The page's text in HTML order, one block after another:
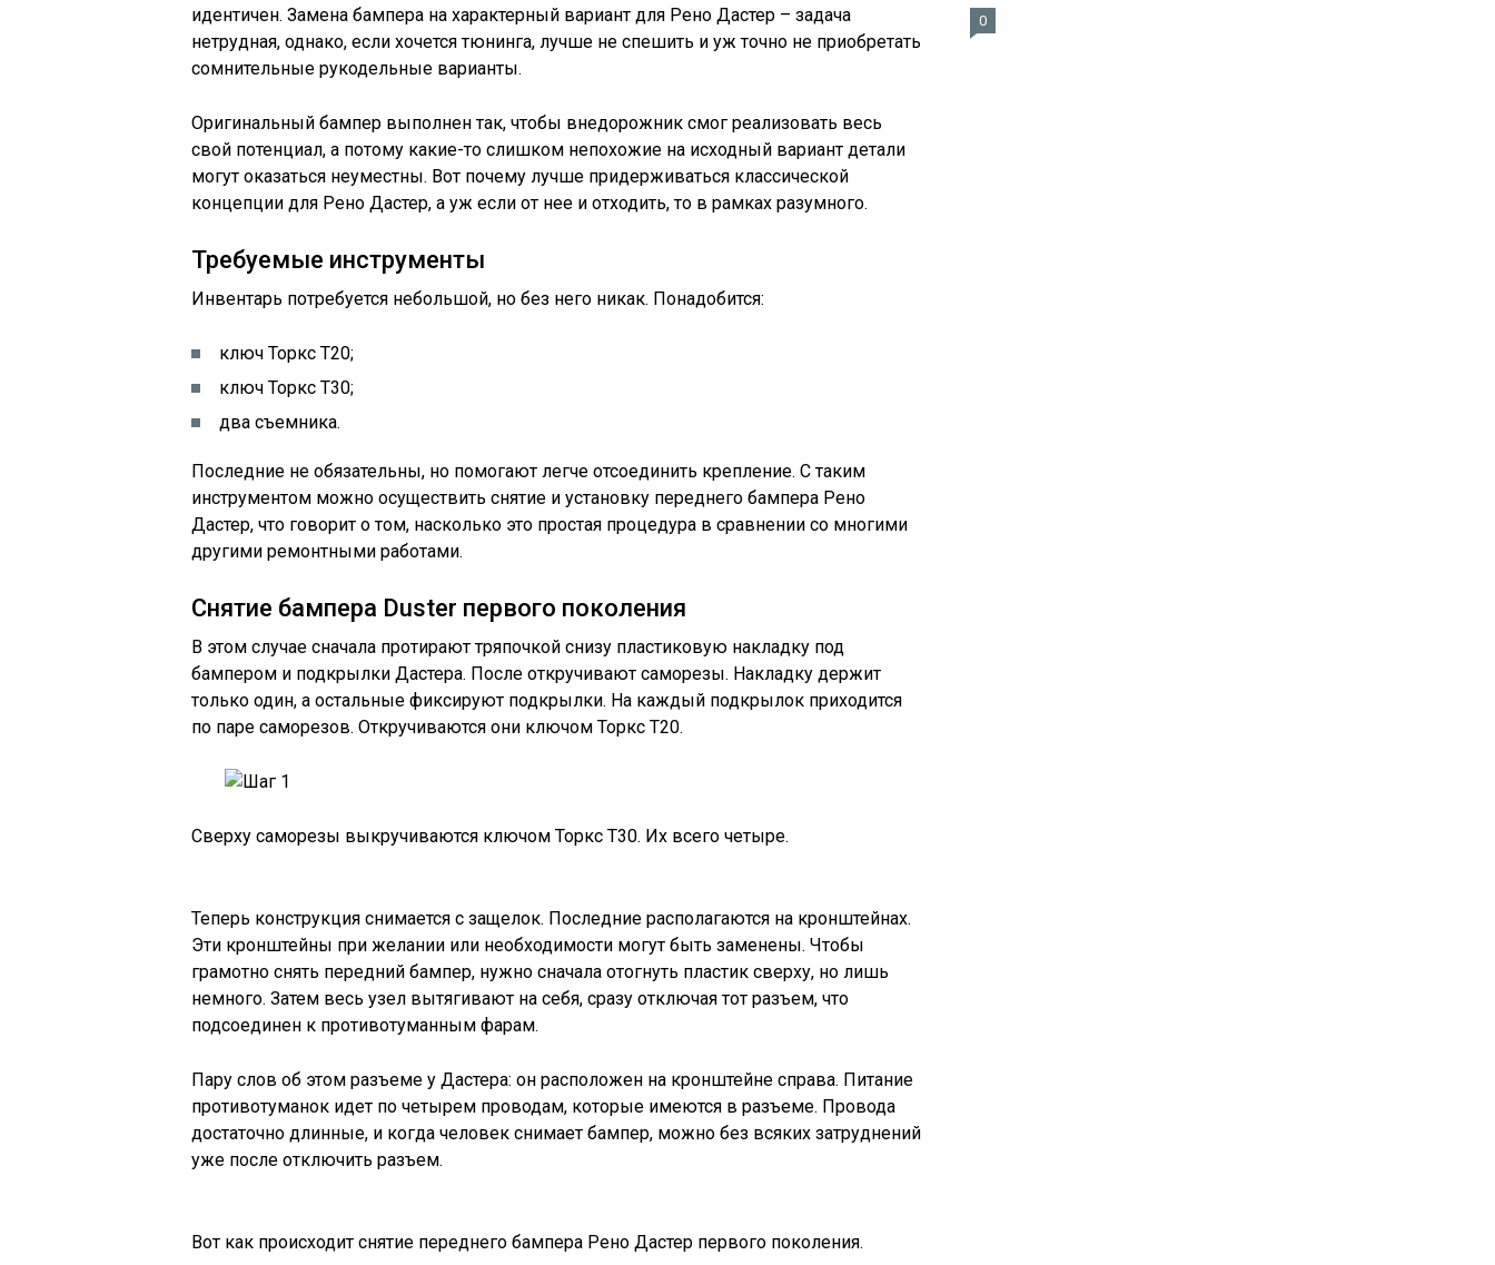
идентичен. Замена бампера на характерный вариант для Рено Дастер – задача
нетрудная, однако, если хочется тюнинга, лучше не спешить и уж точно не приобретать
сомнительные рукодельные варианты.
Оригинальный бампер выполнен так, чтобы внедорожник смог реализовать весь
свой потенциал, а потому какие-то слишком непохожие на исходный вариант детали
могут оказаться неуместны. Вот почему лучше придерживаться классической
концепции для Рено Дастер, а уж если от нее и отходить, то в рамках разумного.
Требуемые инструменты
Инвентарь потребуется небольшой, но без него никак. Понадобится:
ключ Торкс Т20;
ключ Торкс Т30;
два съемника.
Последние не обязательны, но помогают легче отсоединить крепление. С таким
инструментом можно осуществить снятие и установку переднего бампера Рено
Дастер, что говорит о том, насколько это простая процедура в сравнении со многими
другими ремонтными работами.
Снятие бампера Duster первого поколения
В этом случае сначала протирают тряпочкой снизу пластиковую накладку под
бампером и подкрылки Дастера. После откручивают саморезы. Накладку держит
только один, а остальные фиксируют подкрылки. На каждый подкрылок приходится
по паре саморезов. Откручиваются они ключом Торкс Т20.
Сверху саморезы выкручиваются ключом Торкс Т30. Их всего четыре.
Теперь конструкция снимается с защелок. Последние располагаются на кронштейнах.
Эти кронштейны при желании или необходимости могут быть заменены. Чтобы
грамотно снять передний бампер, нужно сначала отогнуть пластик сверху, но лишь
немного. Затем весь узел вытягивают на себя, сразу отключая тот разъем, что
подсоединен к противотуманным фарам.
Пару слов об этом разъеме у Дастера: он расположен на кронштейне справа. Питание
противотуманок идет по четырем проводам, которые имеются в разъеме. Провода
достаточно длинные, и когда человек снимает бампер, можно без всяких затруднений
уже после отключить разъем.
Вот как происходит снятие переднего бампера Рено Дастер первого поколения.
0